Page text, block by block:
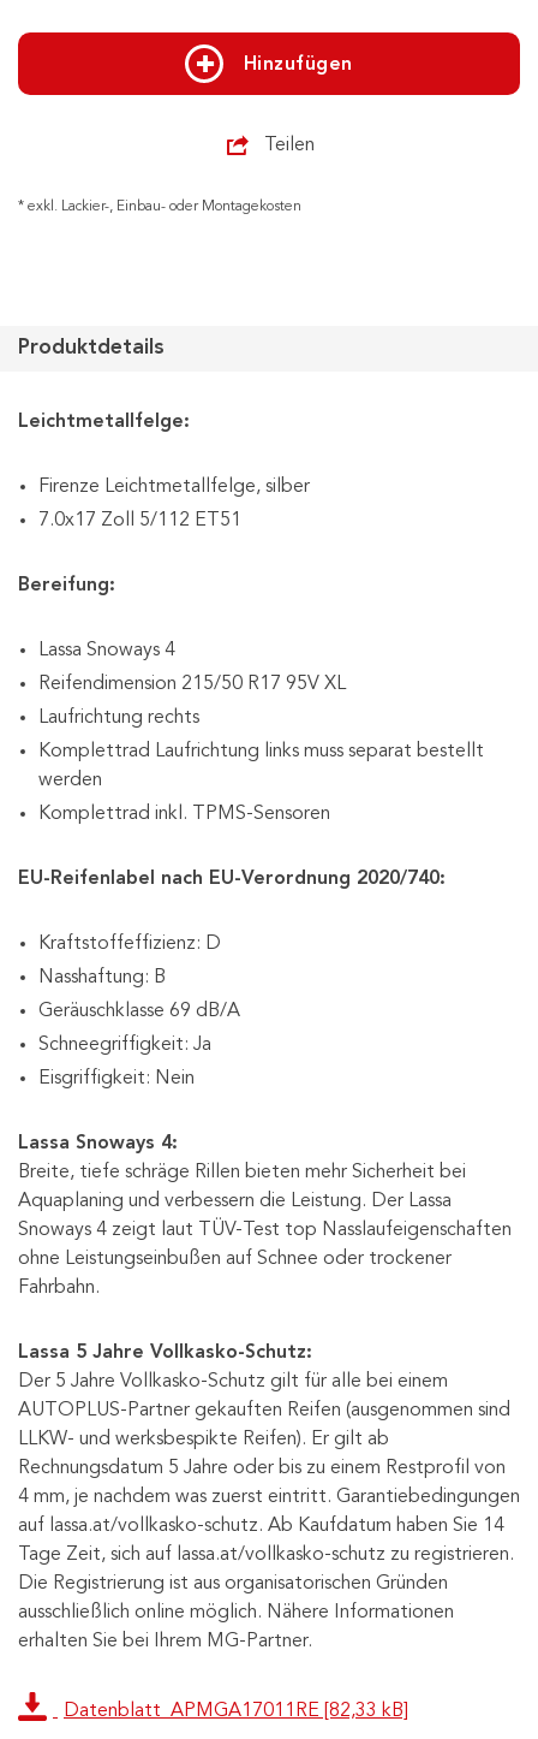
Hinzufügen
Teilen
* exkl. Lackier-, Einbau- oder Montagekosten
Produktdetails
Leichtmetallfelge:
Firenze Leichtmetallfelge, silber
7.0x17 Zoll 5/112 ET51
Bereifung:
Lassa Snoways 4
Reifendimension 215/50 R17 95V XL
Laufrichtung rechts
Komplettrad Laufrichtung links muss separat bestellt
werden
Komplettrad inkl. TPMS-Sensoren
EU-Reifenlabel nach EU-Verordnung 2020/740:
Kraftstoffeffizienz: D
Nasshaftung: B
Geräuschklasse 69 dB/A
Schneegriffigkeit: Ja
Eisgriffigkeit: Nein
Lassa Snoways 4:
Breite, tiefe schräge Rillen bieten mehr Sicherheit bei
Aquaplaning und verbessern die Leistung. Der Lassa
Snoways 4 zeigt laut TÜV-Test top Nasslaufeigenschaften
ohne Leistungseinbußen auf Schnee oder trockener
Fahrbahn.
Lassa 5 Jahre Vollkasko-Schutz:
Der 5 Jahre Vollkasko-Schutz gilt für alle bei einem
AUTOPLUS-Partner gekauften Reifen (ausgenommen sind
LLKW- und werksbespikte Reifen). Er gilt ab
Rechnungsdatum 5 Jahre oder bis zu einem Restprofil von
4 mm, je nachdem was zuerst eintritt. Garantiebedingungen
auf lassa.at/vollkasko-schutz. Ab Kaufdatum haben Sie 14
Tage Zeit, sich auf lassa.at/vollkasko-schutz zu registrieren.
Die Registrierung ist aus organisatorischen Gründen
ausschließlich online möglich. Nähere Informationen
erhalten Sie bei Ihrem MG-Partner.
Datenblatt_APMGA17011RE [82,33 kB]